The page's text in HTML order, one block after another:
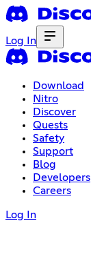
Log In
Download
Nitro
Discover
Quests
Safety
Support
Blog
Developers
Careers
Log In